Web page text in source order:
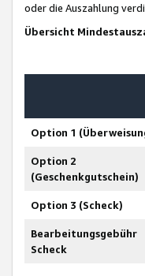
oder die Auszahlung
Übersicht
Option 1
Option 2
(Geschenkgutschein)
Option 3 (Scheck)
Bearbeitungsgebühr
Scheck